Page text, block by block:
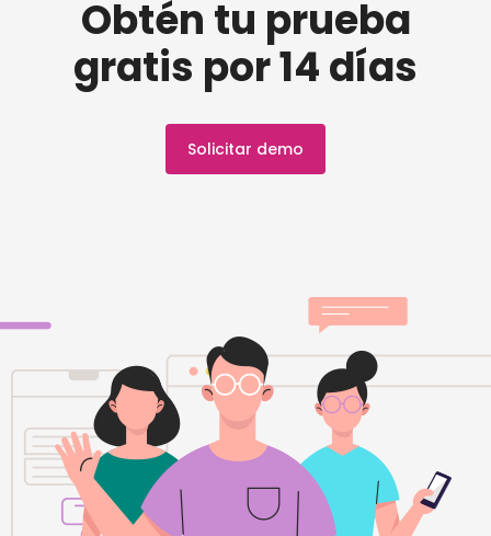
Obtén tu prueba
gratis por 14 días
Solicitar demo